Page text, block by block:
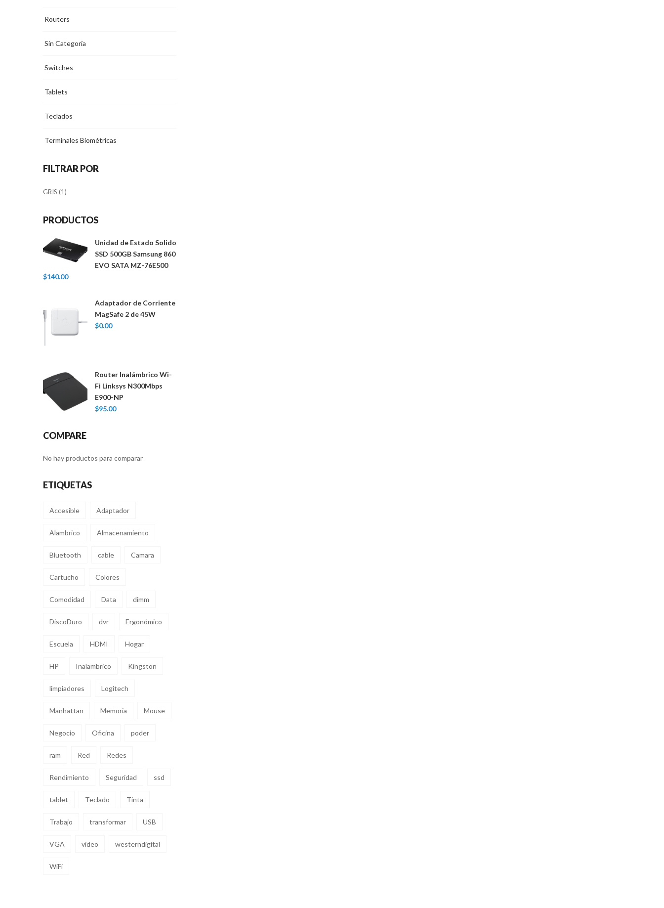
Routers
Sin Categoría
Switches
Tablets
Teclados
Terminales Biométricas
FILTRAR POR
GRIS (1)
PRODUCTOS
Unidad de Estado Solido
SSD 500GB Samsung 860
EVO SATA MZ-76E500
$140.00
Adaptador de Corriente
MagSafe 2 de 45W
$0.00
Router Inalámbrico Wi-
Fi Linksys N300Mbps
E900-NP
$95.00
COMPARE
No hay productos para comparar
ETIQUETAS
Accesible Adaptador
Alambrico Almacenamiento
Bluetooth cable Camara
Cartucho Colores
Comodidad Data dimm
DiscoDuro dvr Ergonómico
Escuela HDMI Hogar
HP Inalambrico Kingston
limpiadores Logitech
Manhattan Memoria Mouse
Negocio Oficina poder
ram Red Redes
Rendimiento Seguridad ssd
tablet Teclado Tinta
Trabajo transformar USB
VGA video westerndigital
WiFi